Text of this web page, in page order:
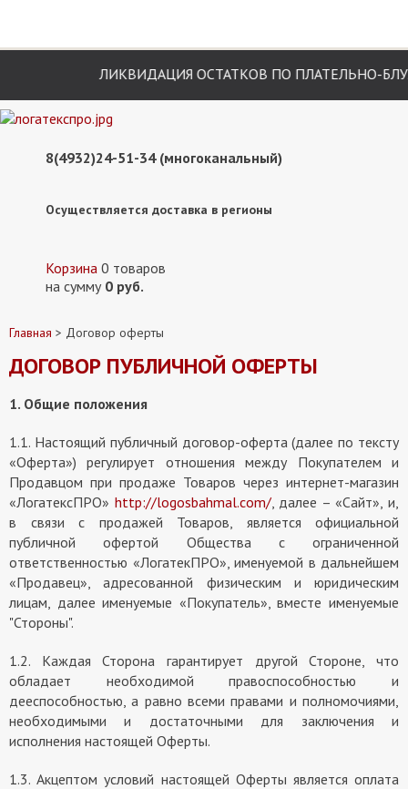
ОСТАТКОВ ПО ПЛАТЕЛЬНО-БЛУЗОЧНОЙ ГРУППЕ
8(4932)24-51-34 (многоканальный)
Осуществляется доставка в регионы
Корзина 0 товаров
на сумму 0 руб.
Главная > Договор оферты
ДОГОВОР ПУБЛИЧНОЙ ОФЕРТЫ
1. Общие положения
1.1. Настоящий публичный договор-оферта (далее по тексту
«Оферта») регулирует отношения между Покупателем и
Продавцом при продаже Товаров через интернет-магазин
«ЛогатексПРО» http://logosbahmal.com/, далее – «Сайт», и,
в связи с продажей Товаров, является официальной
публичной офертой Общества с ограниченной
ответственностью «ЛогатекПРО», именуемой в дальнейшем
«Продавец», адресованной физическим и юридическим
лицам, далее именуемые «Покупатель», вместе именуемые
"Стороны".
1.2. Каждая Сторона гарантирует другой Стороне, что
обладает необходимой правоспособностью и
дееспособностью, а равно всеми правами и полномочиями,
необходимыми и достаточными для заключения и
исполнения настоящей Оферты.
1.3. Акцептом условий настоящей Оферты является оплата